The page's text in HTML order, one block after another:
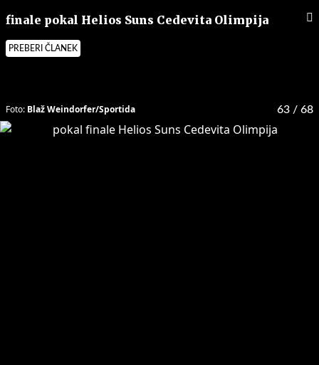
finale pokal Helios Suns Cedevita Olimpija
PREBERI ČLANEK
63 / 68
Foto: Blaž Weindorfer/Sportida